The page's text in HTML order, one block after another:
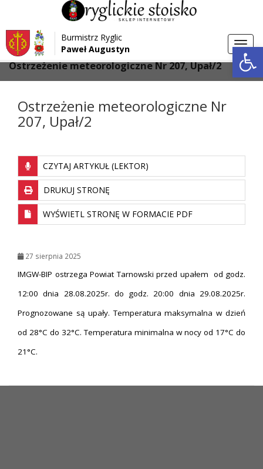
Przejdź do menu
Przejdź do głównej treści strony
Przejdź do stopki strony
Burmistrz Ryglic
Paweł Augustyn
Strona główna > Aktualności
Ostrzeżenie meteorologiczne Nr 207, Upał/2
Ostrzeżenie meteorologiczne Nr
207, Upał/2
CZYTAJ ARTYKUŁ (LEKTOR)
DRUKUJ STRONĘ
WYŚWIETL STRONĘ W FORMACIE PDF
27 sierpnia 2025
IMGW-BIP ostrzega Powiat Tarnowski przed upałem od godz.
12:00 dnia 28.08.2025r. do godz. 20:00 dnia 29.08.2025r.
Prognozowane są upały. Temperatura maksymalna w dzień
od 28°C do 32°C. Temperatura minimalna w nocy od 17°C do
21°C.